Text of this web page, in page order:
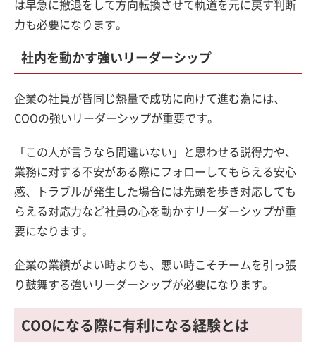
は早急に撤退をして方向転換させて軌道を元に戻す判断
力も必要になります。
社内を動かす強いリーダーシップ
企業の社員が皆同じ熱量で成功に向けて進む為には、
COOの強いリーダーシップが重要です。
「この人が言うなら間違いない」と思わせる説得力や、
業務に対する不安がある際にフォローしてもらえる安心
感、トラブルが発生した場合には先頭を歩き対応しても
らえる対応力など社員の心を動かすリーダーシップが重
要になります。
企業の業績がよい時よりも、悪い時こそチームを引っ張
り鼓舞する強いリーダーシップが必要になります。
COOになる際に有利になる経験とは